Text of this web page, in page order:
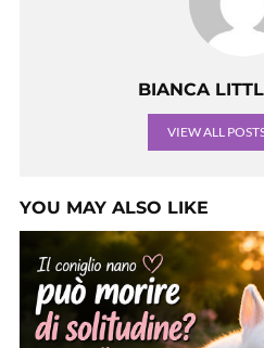
BIANCA
VIEW ALL
YOU MAY ALSO LIKE